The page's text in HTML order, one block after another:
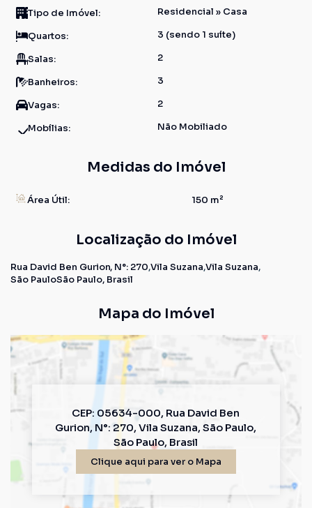
Tipo de Imóvel: Residencial » Casa
Quartos: 3 (sendo 1 suíte)
Salas: 2
Banheiros: 3
Vagas: 2
Mobílias: Não Mobiliado
Medidas do Imóvel
Área Útil: 150 m²
Localização do Imóvel
Rua David Ben Gurion, N°: 270 Vila Suzana Vila Suzana
São PauloSão Paulo, Brasil
Mapa do Imóvel
CEP: 05634-000, Rua David Ben
Gurion, N°: 270,Vila Suzana,São Paulo,
São Paulo, Brasil
Clique aqui para ver o Mapa